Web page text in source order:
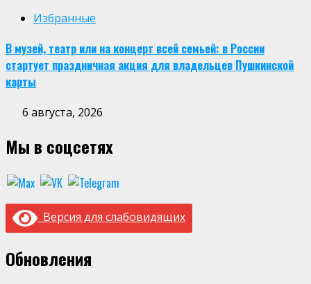
Избранные
В музей, театр или на концерт всей семьей: в России
стартует праздничная акция для владельцев Пушкинской
карты
6 августа, 2026
Мы в соцсетях
Версия для слабовидящих
Обновления